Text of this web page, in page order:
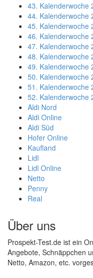
43. Kalenderwoche
44. Kalenderwoche
45. Kalenderwoche
46. Kalenderwoche
47. Kalenderwoche
48. Kalenderwoche
49. Kalenderwoche
50. Kalenderwoche
51. Kalenderwoche
52. Kalenderwoche
Aldi Nord
Aldi Online
Aldi Süd
Hofer Online
Kaufland
Lidl
Lidl Online
Netto
Penny
Real
Über uns
Prospekt-Test.de ist ein
Angebote, Schnäppchen
Netto, Amazon, etc.